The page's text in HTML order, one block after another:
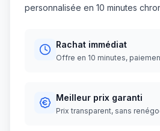
personnalisée en 10 minutes
Rachat immédiat
Offre en 10 minutes,
Meilleur prix garanti
Prix transparent, sans